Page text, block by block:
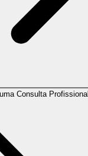
Consulta Profissional